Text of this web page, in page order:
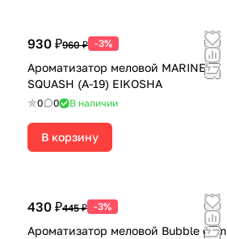
930 ₽960 ₽ -3%
Ароматизатор меловой MARINE
SQUASH (A-19) EIKOSHA
0 0 В наличии
В корзину
430 ₽445 ₽ -3%
Ароматизатор меловой Bubble gum